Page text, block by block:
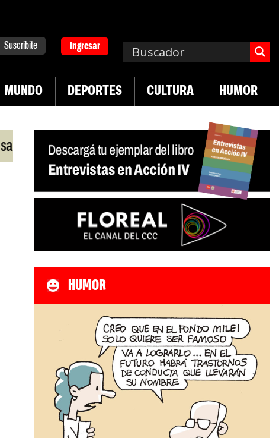
Suscribite Ingresar
MUNDO DEPORTES CULTURA HUMOR
| Plan de lucha de UTEP | Exportaciones del agro
HUMOR